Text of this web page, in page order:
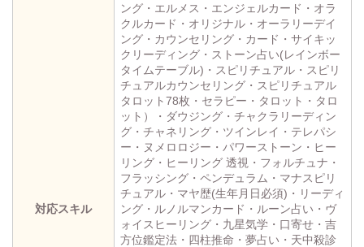
対応スキル
ング・エルメス・エンジェルカード・オラ
クルカード・オリジナル・オーラリーデイ
ング・カウンセリング・カード・サイキッ
クリーディング・ストーン占い(レインボー
タイムテーブル)・スピリチュアル・スピリ
チュアルカウンセリング・スピリチュアル
タロット78枚・セラピー・タロット・タロ
ット）・ダウジング・チャクラリーディン
グ・チャネリング・ツインレイ・テレパシ
ー・ヌメロロジー・パワーストーン・ヒー
リング・ヒーリング 透視・フォルチュナ・
フラッシング・ペンデュラム・マナスピリ
チュアル・マヤ歴(生年月日必須)・リーディ
ング・ルノルマンカード・ルーン占い・ヴ
ォイスヒーリング・九星気学・口寄せ・吉
方位鑑定法・四柱推命・夢占い・天中殺診